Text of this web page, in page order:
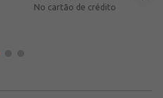
No cartão de crédito